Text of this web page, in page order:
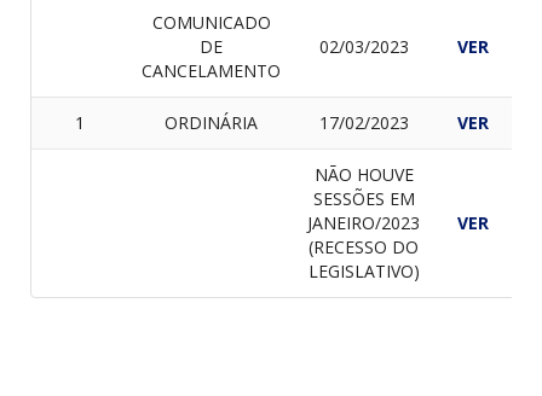
COMUNICADO
DE
CANCELAMENTO
02/03/2023 VER
1 ORDINÁRIA 17/02/2023 VER
NÃO HOUVE
SESSÕES EM
JANEIRO/2023
(RECESSO DO
LEGISLATIVO)
VER